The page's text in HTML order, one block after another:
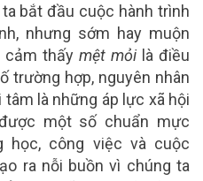
bắt đầu cuộc hành trình
nhưng sớm hay muộn
cảm thấy mệt mỏilà điều
trường hợp, nguyên nhân
là những áp lực xã hội
một số chuẩn mực
học, công việc và cuộc
ra nỗi buồn vì chúng ta